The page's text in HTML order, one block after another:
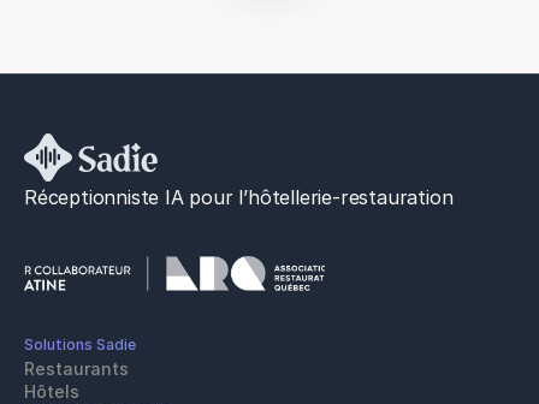
Réceptionniste IA pour l’hôtellerie-restauration
Solutions Sadie
Restaurants
Hôtels